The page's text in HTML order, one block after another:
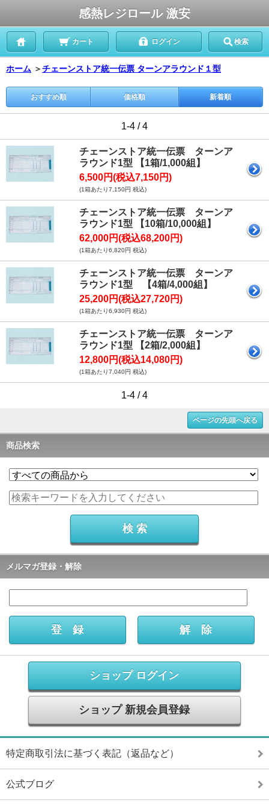
感熱レジロール 激安
カート ログイン 検索
ホーム ＞チェーンストア統一伝票 ターンアラウンド１型
おすすめ順 価格順 新着順
1-4 / 4
チェーンストア統一伝票 ターンア
ラウンド1型 【1箱/1,000組】
6,500円(税込7,150円)
(1箱あたり7,150円 税込)
チェーンストア統一伝票 ターンア
ラウンド1型 【10箱/10,000組】
62,000円(税込68,200円)
(1箱あたり6,820円 税込)
チェーンストア統一伝票 ターンア
ラウンド1型 【4箱/4,000組】
25,200円(税込27,720円)
(1箱あたり6,930円 税込)
チェーンストア統一伝票 ターンア
ラウンド1型 【2箱/2,000組】
12,800円(税込14,080円)
(1箱あたり7,040円 税込)
1-4 / 4
ページの先頭へ戻る
商品検索
メルマガ登録・解除
ショップ ログイン
ショップ 新規会員登録
特定商取引法に基づく表記（返品など）
公式ブログ